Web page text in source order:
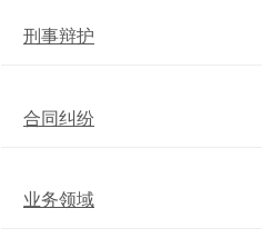
刑事辩护
合同纠纷
业务领域